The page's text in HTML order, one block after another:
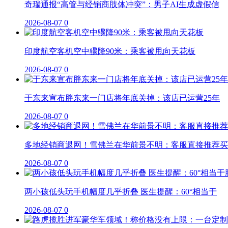
奇瑞通报“高管与经销商肢体冲突”：男子AI生成虚假信
2026-08-07 0
印度航空客机空中骤降90米：乘客被甩向天花板
2026-08-07 0
于东来宣布胖东来一门店将年底关掉：该店已运营25年
2026-08-07 0
多地经销商退网！雪佛兰在华前景不明：客服直接推荐
2026-08-07 0
两小孩低头玩手机幅度几乎折叠 医生提醒：60°相当于
2026-08-07 0